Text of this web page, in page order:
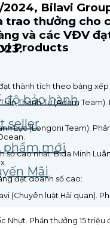
Products
độ bảo hành
seller
phẩm mới
Mãi
2024, Bilavi
trao thưởng cho
và các VĐV
thành tích theo bảng
Thanh Tự (Adam
Lực (Longoni Team).
số cao nhất: Bida Minh
đạt doanh số cao:
(Chuyên luật Hải quan).
Nhựt. Phần thưởng 15 triệu